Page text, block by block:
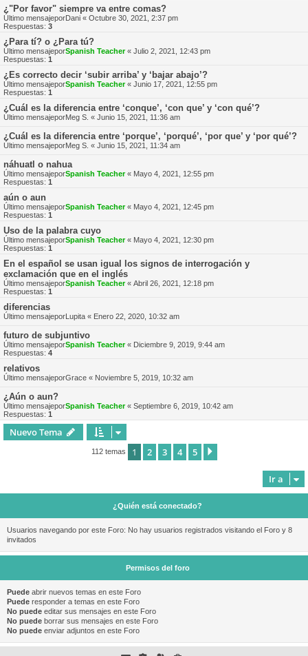
¿"Por favor" siempre va entre comas?
Último mensajeporDani « Octubre 30, 2021, 2:37 pm
Respuestas: 3
¿Para tí? o ¿Para tú?
Último mensajeporSpanish Teacher« Julio 2, 2021, 12:43 pm
Respuestas: 1
¿Es correcto decir ‘subir arriba’ y ‘bajar abajo’?
Último mensajeporSpanish Teacher« Junio 17, 2021, 12:55 pm
Respuestas: 1
¿Cuál es la diferencia entre ‘conque’, ‘con que’ y ‘con qué’?
Último mensajeporMeg S. « Junio 15, 2021, 11:36 am
¿Cuál es la diferencia entre ‘porque’, ‘porqué’, ‘por que’ y ‘por qué’?
Último mensajeporMeg S. « Junio 15, 2021, 11:34 am
náhuatl o nahua
Último mensajeporSpanish Teacher« Mayo 4, 2021, 12:55 pm
Respuestas: 1
aún o aun
Último mensajeporSpanish Teacher« Mayo 4, 2021, 12:45 pm
Respuestas: 1
Uso de la palabra cuyo
Último mensajeporSpanish Teacher« Mayo 4, 2021, 12:30 pm
Respuestas: 1
En el español se usan igual los signos de interrogación y
exclamación que en el inglés
Último mensajeporSpanish Teacher« Abril 26, 2021, 12:18 pm
Respuestas: 1
diferencias
Último mensajeporLupita « Enero 22, 2020, 10:32 am
futuro de subjuntivo
Último mensajeporSpanish Teacher« Diciembre 9, 2019, 9:44 am
Respuestas: 4
relativos
Último mensajeporGrace « Noviembre 5, 2019, 10:32 am
¿Aún o aun?
Último mensajeporSpanish Teacher« Septiembre 6, 2019, 10:42 am
Respuestas: 1
Nuevo Tema
112 temas 1 2 3 4 5
Ir a
¿Quién está conectado?
Usuarios navegando por este Foro: No hay usuarios registrados visitando el Foro y 8
invitados
Permisos del foro
Puede abrir nuevos temas en este Foro
Puede responder a temas en este Foro
No puede editar sus mensajes en este Foro
No puede borrar sus mensajes en este Foro
No puede enviar adjuntos en este Foro